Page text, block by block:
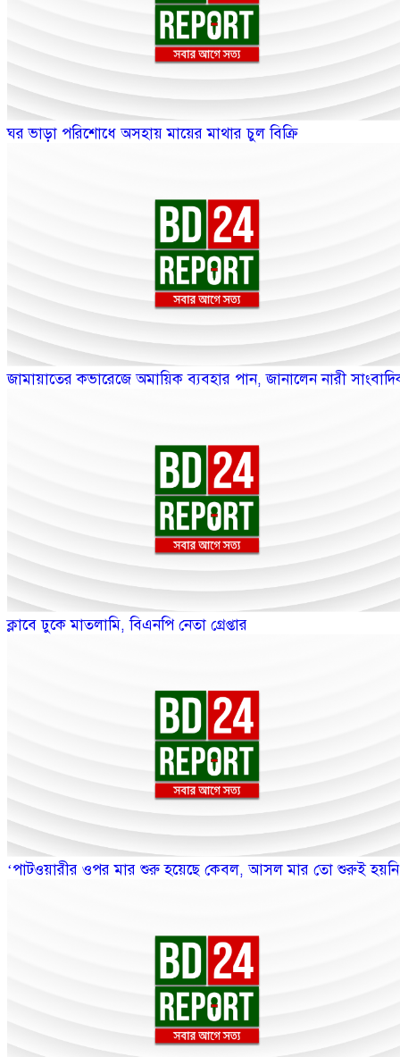
ঘর ভাড়া পরিশোধে অসহায় মায়ের মাথার চুল বিক্রি
জামায়াতের কভারেজে অমায়িক ব্যবহার পান, জানালেন নারী
ক্লাবে ঢুকে মাতলামি, বিএনপি নেতা গ্রেপ্তার
‘পাটওয়ারীর ওপর মার শুরু হয়েছে কেবল, আসল মার তো শুরুই